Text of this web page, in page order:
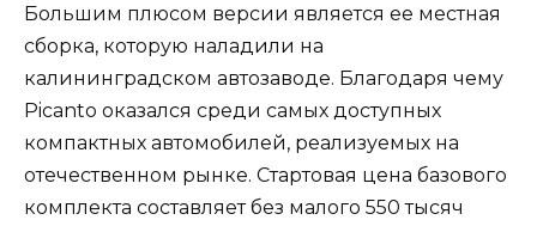
Большим плюсом версии является ее местная
сборка, которую наладили на
калининградском автозаводе. Благодаря чему
Picanto оказался среди самых доступных
компактных автомобилей, реализуемых на
отечественном рынке. Стартовая цена базового
комплекта составляет без малого 550 тысяч